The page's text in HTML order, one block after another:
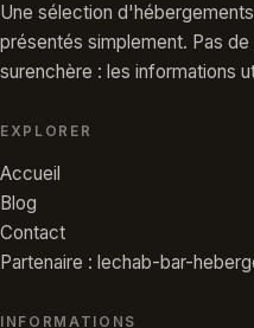
Une sélection
présentés simplement. Pas de
surenchère : les informations
EXPLORER
Accueil
Blog
Contact
Partenaire : lechab-bar-
INFORMATIONS